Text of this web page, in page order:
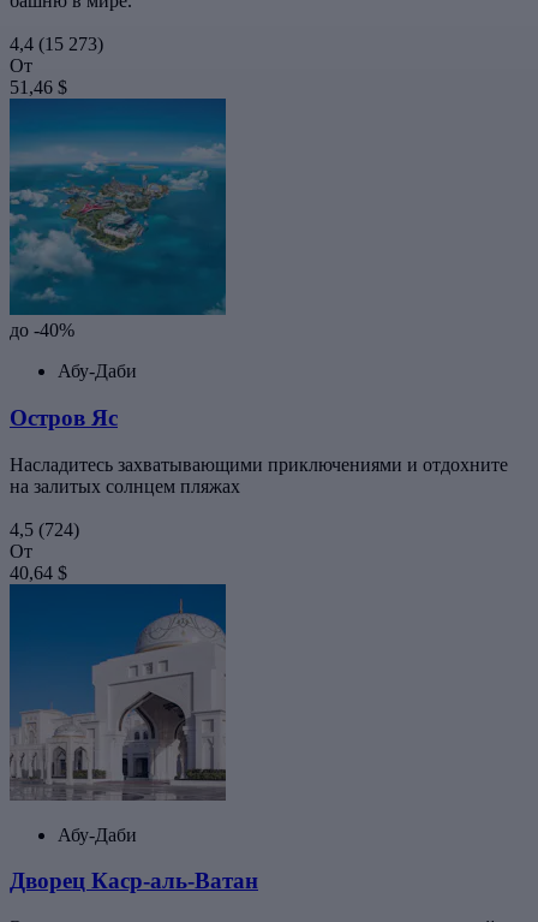
4,4 (15 273)
От
51,46 $
до -40%
Абу-Даби
Остров Яс
Насладитесь захватывающими приключениями и отдохните
на залитых солнцем пляжах
4,5 (724)
От
40,64 $
Абу-Даби
Дворец Каср-аль-Ватан